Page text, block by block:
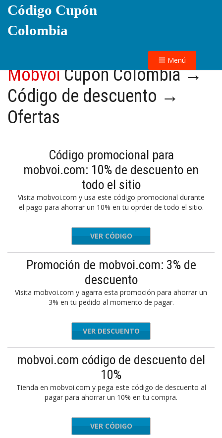
Código Cupón
Colombia
Menú
MobvoiCupón Colombia →
Código de descuento →
Ofertas
Código promocional para
mobvoi.com: 10% de descuento en
todo el sitio
Visita mobvoi.com y usa este código promocional durante
el pago para ahorrar un 10% en tu oprder de todo el sitio.
UJZXRB
VER CÓDIGO
Promoción de mobvoi.com: 3% de
descuento
Visita mobvoi.com y agarra esta promoción para ahorrar un
3% en tu pedido al momento de pagar.
VER DESCUENTO
mobvoi.com código de descuento del
10%
Tienda en mobvoi.com y pega este código de descuento al
pagar para ahorrar un 10% en tu compra.
PERKS10
VER CÓDIGO